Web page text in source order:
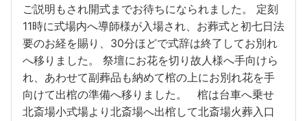
ご説明もされ開式までお待ちになられました。 定刻
11時に式場内へ導師様が入場され、お葬式と初七日法
要のお経を賜り、30分ほどで式辞は終了してお別れ
へ移りました。 祭壇にお花を切り故人様へ手向けら
れ、あわせて副葬品も納めて棺の上にお別れ花を手
向けて出棺の準備へ移りました。 棺は台車へ乗せ
北斎場小式場より北斎場へ出棺して北斎場火葬入口